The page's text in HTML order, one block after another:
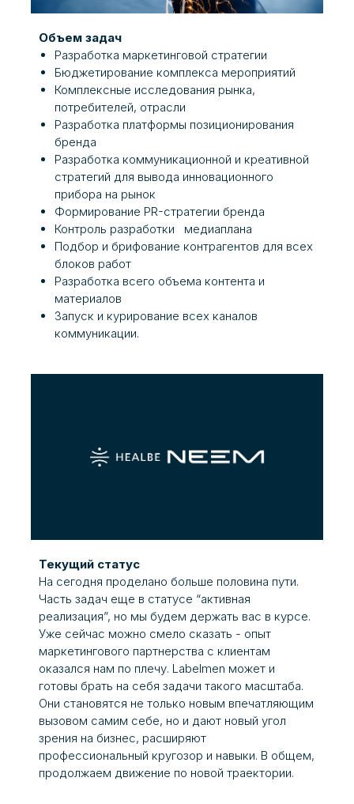
Объем задач
Разработка маркетинговой стратегии
Бюджетирование комплекса мероприятий
Комплексные исследования рынка,
потребителей, отрасли
Разработка платформы позиционирования
бренда
Разработка коммуникационной и креативной
стратегий для вывода инновационного
прибора на рынок
Формирование PR-стратегии бренда
Контроль разработки медиаплана
Подбор и брифование контрагентов для всех
блоков работ
Разработка всего объема контента и
материалов
Запуск и курирование всех каналов
коммуникации.
Текущий статус
На сегодня проделано больше половина пути.
Часть задач еще в статусе “активная
реализация”, но мы будем держать вас в курсе.
Уже сейчас можно смело сказать - опыт
маркетингового партнерства с клиентам
оказался нам по плечу. Labelmen может и
готовы брать на себя задачи такого масштаба.
Они становятся не только новым впечатляющим
вызовом самим себе, но и дают новый угол
зрения на бизнес, расширяют
профессиональный кругозор и навыки. В общем,
продолжаем движение по новой траектории.